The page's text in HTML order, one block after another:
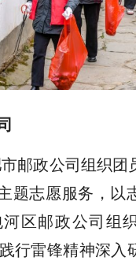
邮政公司组织团
题志愿服务，以
区邮政公司组
行雷锋精神深入